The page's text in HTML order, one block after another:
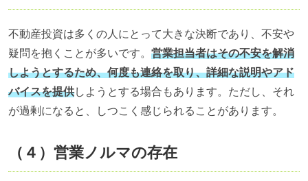
不動産投資は多くの人にとって大きな決断であり、不安や
疑問を抱くことが多いです。 営業担当者はその不安を解消
しようとするため、何度も連絡を取り、詳細な説明やアド
バイスを提供しようとする場合もあります。ただし、それ
が過剰になると、しつこく感じられることがあります。
（４）営業ノルマの存在